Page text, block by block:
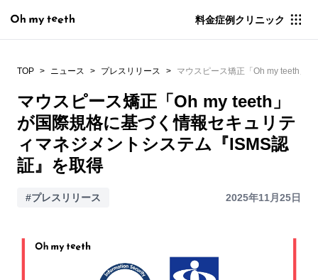
料金症例クリニック
TOP ニュース プレスリリース マウスピース矯正「Oh my teeth」
マウスピース矯正「Oh my teeth」
が国際規格に基づく情報セキュリテ
ィマネジメントシステム『ISMS認
証』を取得
#プレスリリース 2025年11月25日